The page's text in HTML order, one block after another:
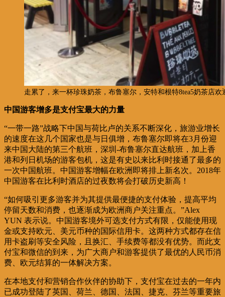
走累了，来一杯珍珠奶茶，布鲁塞尔，安特和根特8tea5奶茶店欢
中国游客增多是支付宝最大的力量
“一带一路”战略下中国与荷比卢的关系不断深化，旅游业增长
的速度在这几个国家也是与日俱增，布鲁塞尔即将在3月份迎
来中国大陆的第三个航班，深圳-布鲁塞尔直达航班，加上香
港和列日机场的游客包机，这是有史以来比利时接通了最多的
一次中国航班。中国游客增幅在欧洲即将排上新名次。2018年
中国游客在比利时酒店的过夜数将会打破历史新高！
“如何吸引更多游客并为其提供最便捷的支付体验，提高平均
停留天数和消费，也逐渐成为欧洲商户关注重点。”Alex
YUN 表示说。中国游客境外可选支付方式有限，仅能使用现
金或支持欧元、美元币种的国际信用卡。这两种方式都存在信
用卡盗刷等安全风险，且换汇、手续费等都没有优势。而此支
付宝和微信的到来，为广大商户和游客提供了最优的人民币消
费、欧元结算的一体解决方案。
在本地支付和营销合作伙伴的协助下，支付宝在过去的一年内
已成功登陆了英国、荷兰、德国、法国、捷克、芬兰等重要旅